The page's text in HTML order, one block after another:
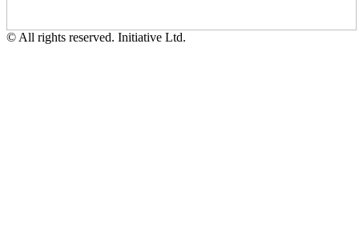
© All rights reserved. Initiative Ltd.